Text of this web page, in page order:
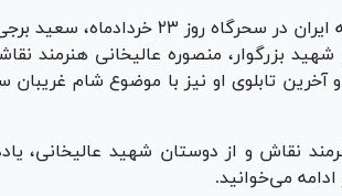
در جریان حمله رژیم صهیونیستی به ایران در سحرگاه روز ۲۳
بزرگوار، منصوره عالیخانی هنرمند
تابلوی او نیز با موضوع شام غریبان
نقاش و از دوستان شهید عالیخانی،
ادامه می‌خوانید.